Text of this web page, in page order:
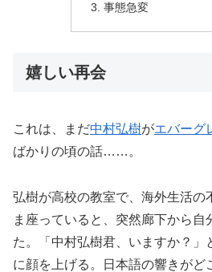
事態急変
嬉しい再会
これは、まだ中村弘樹がエバーグ
ばかりの頃の話……。
弘樹が高校の教室で、海外生活の
ま座っていると、突然廊下から自
た。「中村弘樹君、いますか？」
に顔を上げる。日本語の響きがど